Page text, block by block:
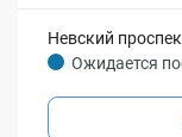
Невский
Ожидается